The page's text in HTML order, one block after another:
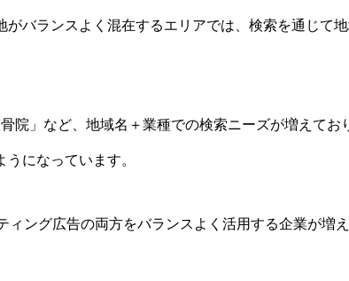
バランスよく混在するエリアでは、検索を通じて
院」など、地域名＋業種での検索ニーズが増えてお
になっています。
ング広告の両方をバランスよく活用する企業が増え